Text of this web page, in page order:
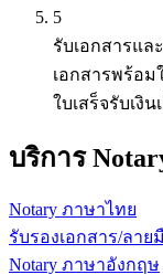
5
รับเอกสารแล
เอกสารพร้อ
ใบเสร็จรับเงิ
บริการ
Notary ภาษาไทย
รับรองเอกสาร/ลา
Notary ภาษาอังกฤษ